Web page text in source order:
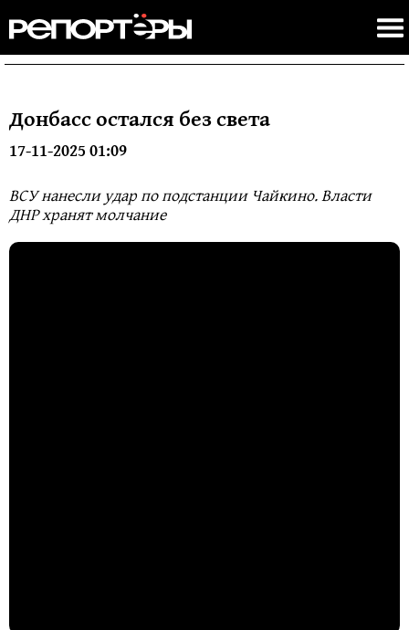
Донбасс остался без света
17-11-2025 01:09
ВСУ нанесли удар по подстанции Чайкино. Власти
ДНР хранят молчание